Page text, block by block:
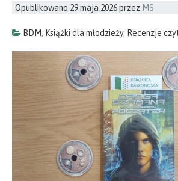
Opublikowano 29 maja 2026przez MS
BDM, Książki dla młodzieży, Recenzje